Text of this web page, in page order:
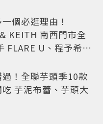
個必逛理由！
KEITH 南西門市全
FLARE U、程予希演
！全聯芋頭季10款
芋泥布蕾、芋頭大